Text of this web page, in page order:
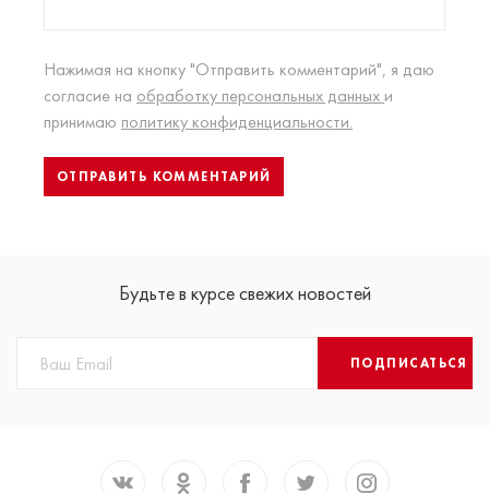
Нажимая на кнопку "Отправить комментарий", я даю
согласие на обработку персональных данных и
принимаю политику конфиденциальности.
Будьте в курсе свежих новостей
ПОДПИСАТЬСЯ